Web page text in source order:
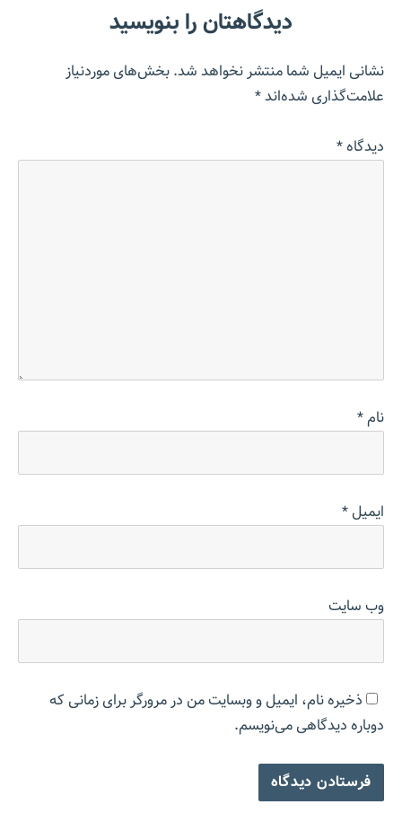
دیدگاهتان را بنویسید
نشانی ایمیل شما منتشر نخواهد شد.بخش‌های موردنیاز
علامت‌گذاری شده‌اند*
دیدگاه*
نام*
ایمیل*
وب‌ سایت
ذخیره نام، ایمیل و وبسایت من در مرورگر برای زمانی که
دوباره دیدگاهی می‌نویسم.